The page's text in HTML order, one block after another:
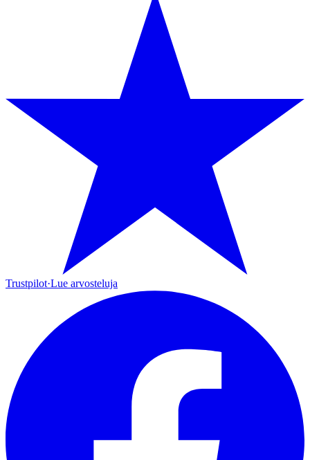
Trustpilot·Lue arvosteluja